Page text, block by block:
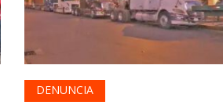
DENUNCIA